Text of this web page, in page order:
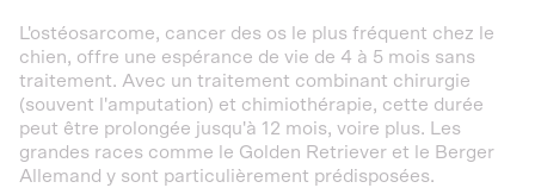
L'ostéosarcome, cancer des os le plus fréquent chez le
chien, offre une espérance de vie de 4 à 5 mois sans
traitement. Avec un traitement combinant chirurgie
(souvent l'amputation) et chimiothérapie, cette durée
peut être prolongée jusqu'à 12 mois, voire plus. Les
grandes races comme le Golden Retriever et le Berger
Allemand y sont particulièrement prédisposées.